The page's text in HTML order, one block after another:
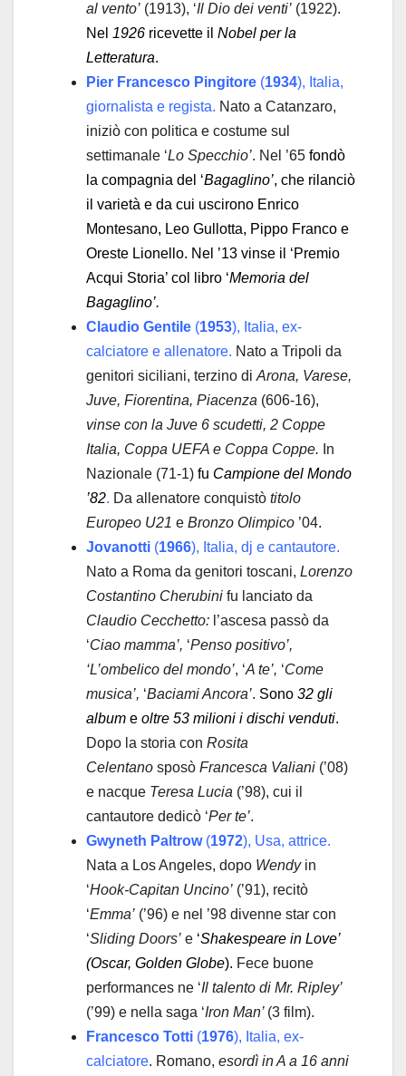
al vento’ (1913), ‘Il Dio dei venti’ (1922).
Nel 1926 ricevette il Nobel per la
Letteratura.
Pier Francesco Pingitore (1934), Italia,
giornalista e regista. Nato a Catanzaro,
iniziò con politica e costume sul
settimanale ‘Lo Specchio’. Nel ’65 fondò
la compagnia del ‘Bagaglino’, che rilanciò
il varietà e da cui uscirono Enrico
Montesano, Leo Gullotta, Pippo Franco e
Oreste Lionello. Nel ’13 vinse il ‘Premio
Acqui Storia’ col libro ‘Memoria del
Bagaglino’.
Claudio Gentile (1953), Italia, ex-
calciatore e allenatore. Nato a Tripoli da
genitori siciliani, terzino di Arona, Varese,
Juve, Fiorentina, Piacenza (606-16),
vinse con la Juve 6 scudetti, 2 Coppe
Italia, Coppa UEFA e Coppa Coppe. In
Nazionale (71-1) fu Campione del Mondo
’82. Da allenatore conquistò titolo
Europeo U21 e Bronzo Olimpico ’04.
Jovanotti (1966), Italia, dj e cantautore.
Nato a Roma da genitori toscani, Lorenzo
Costantino Cherubini fu lanciato da
Claudio Cecchetto: l’ascesa passò da
‘Ciao mamma’, ‘Penso positivo’,
‘L’ombelico del mondo’, ‘A te’, ‘Come
musica’, ‘Baciami Ancora’. Sono 32 gli
album e oltre 53 milioni i dischi venduti.
Dopo la storia con Rosita
Celentano sposò Francesca Valiani (’08)
e nacque Teresa Lucia (’98), cui il
cantautore dedicò ‘Per te’.
Gwyneth Paltrow(1972), Usa, attrice.
Nata a Los Angeles, dopo Wendyin
‘Hook-Capitan Uncino’ (’91), recitò
‘Emma’ (’96) e nel ’98 divenne star con
‘Sliding Doors’ e ‘Shakespeare in Love’
(Oscar, Golden Globe). Fece buone
performances ne ‘Il talento di Mr. Ripley’
(’99) e nella saga ‘Iron Man’ (3 film).
Francesco Totti (1976), Italia, ex-
calciatore. Romano, esordì in A a 16 anni